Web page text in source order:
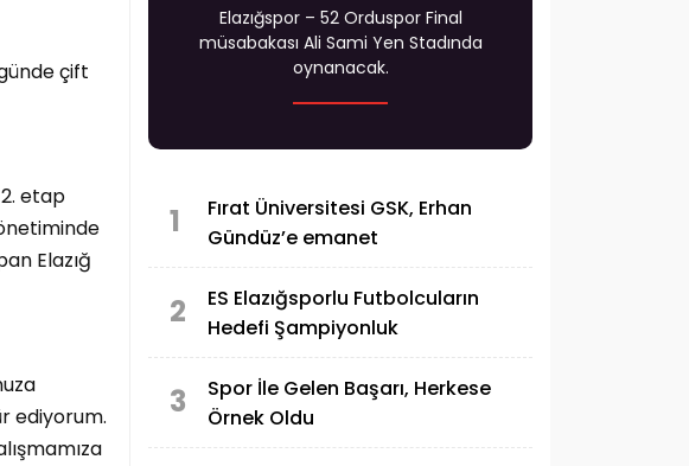
çift
etap
Elazığ
ediyorum.
Elazığspor – 52 Orduspor Final
müsabakası Ali Sami Yen Stadında
oynanacak.
1
Fırat Üniversitesi GSK, Erhan
Gündüz’e emanet
2
ES Elazığsporlu Futbolcuların
Hedefi Şampiyonluk
3
Spor İle Gelen Başarı, Herkese
Örnek Oldu